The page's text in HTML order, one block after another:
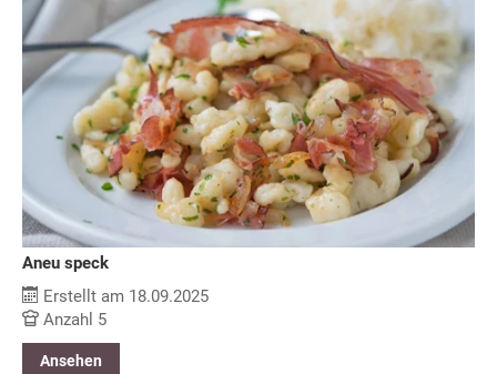
Aneu speck
Erstellt am 18.09.2025
Anzahl 5
Ansehen